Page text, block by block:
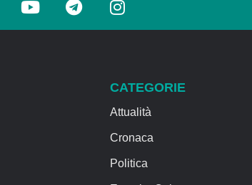
CATEGORIE
Attualità
Cronaca
Politica